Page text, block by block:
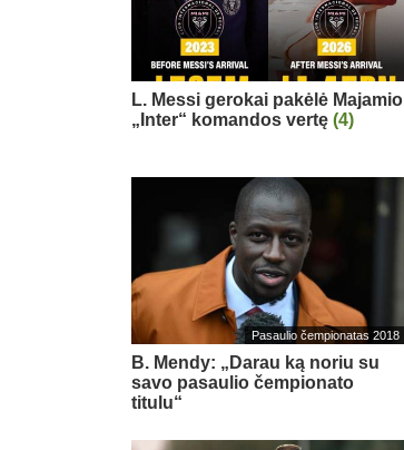
L. Messi gerokai pakėlė Majamio
„Inter“ komandos vertę (4)
Pasaulio čempionatas 2018
B. Mendy: „Darau ką noriu su
savo pasaulio čempionato
titulu“